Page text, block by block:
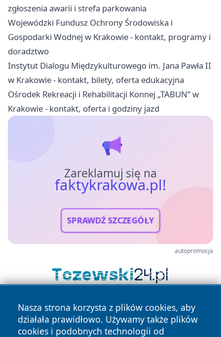
zgłoszenia awarii i strefa parkowania
Wojewódzki Fundusz Ochrony Środowiska i
Gospodarki Wodnej w Krakowie - kontakt, programy i
doradztwo
Instytut Dialogu Międzykulturowego im. Jana Pawła II
w Krakowie - kontakt, bilety, oferta edukacyjna
Ośrodek Rekreacji i Rehabilitacji Konnej „TABUN” w
Krakowie - kontakt, oferta i godziny jazd
Zareklamuj się na
faktykrakowa.pl!
SPRAWDŹ SZCZEGÓŁY
autopromocja
Nasza strona korzysta z plików cookies, aby
działała prawidłowo. Używamy także plików
cookies i podobnych technologii od